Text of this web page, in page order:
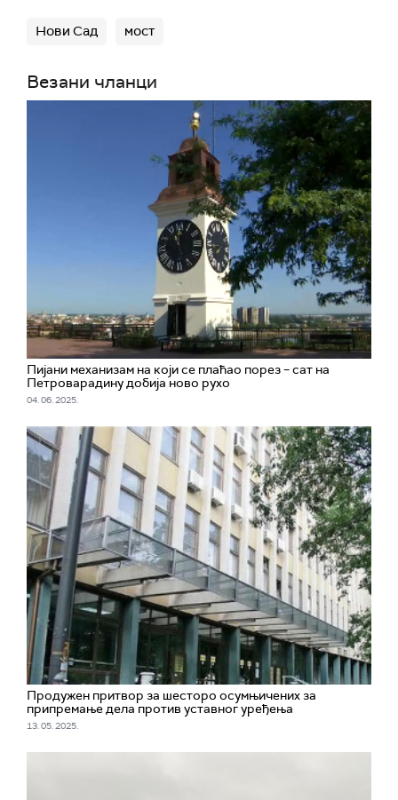
Нови Сад мост
Везани чланци
Пијани механизам на који се плаћао порез – сат на
Петроварадину добија ново рухо
04. 06. 2025.
Продужен притвор за шесторо осумњичених за
припремање дела против уставног уређења
13. 05. 2025.